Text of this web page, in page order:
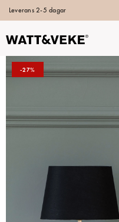
Leverans 2-5 dagar
-27%